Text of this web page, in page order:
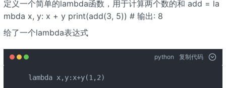
定义一个简单的lambda函数，用于计算两个数的和 add = la
mbda x, y: x + y print(add(3, 5)) # 输出: 8
给了一个lambda表达式
python 复制代码
lambda x,y:x+y(1,2)